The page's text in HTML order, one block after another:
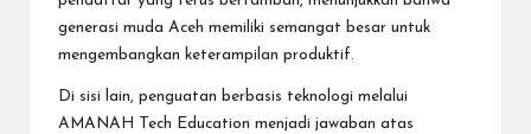
generasi muda Aceh memiliki semangat besar untuk
mengembangkan keterampilan produktif.
Di sisi lain, penguatan berbasis teknologi melalui
AMANAH Tech Education menjadi jawaban atas